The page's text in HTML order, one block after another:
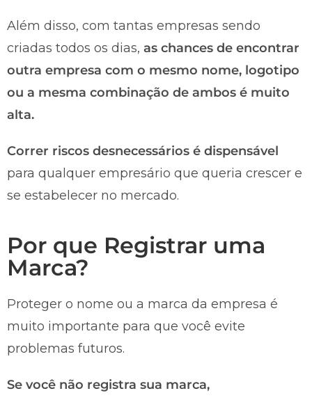
Além disso, com tantas empresas sendo
criadas todos os dias, as chances de encontrar
outra empresa com o mesmo nome, logotipo
ou a mesma combinação de ambos é muito
alta.
Correr riscos desnecessários é dispensável
para qualquer empresário que queria crescer e
se estabelecer no mercado.
Por que Registrar uma
Marca?
Proteger o nome ou a marca da empresa é
muito importante para que você evite
problemas futuros.
Se você não registra sua marca,